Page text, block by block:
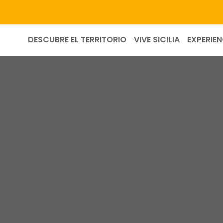
DESCUBRE EL TERRITORIO VIVE SICILIA